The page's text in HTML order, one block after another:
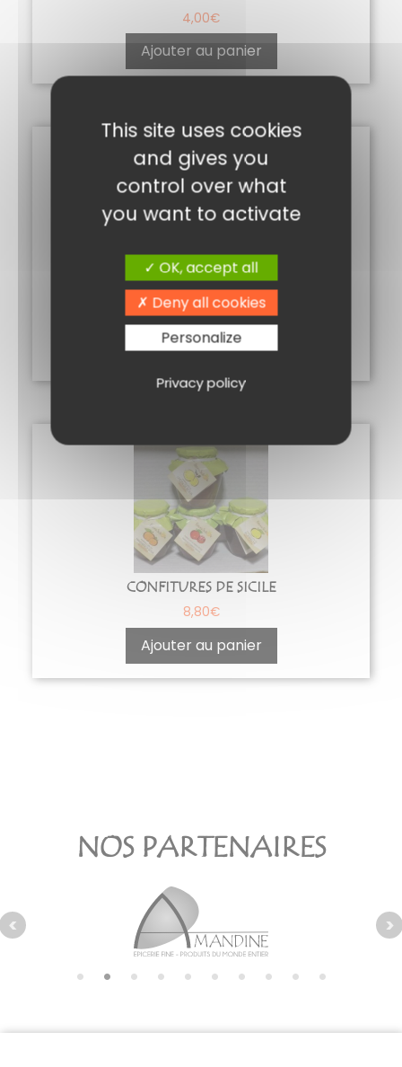
4,00€
Ajouter au panier
CONFIT PÉTALES ROSE
5,10€
Ajouter au panier
CONFITURES DE SICILE
8,80€
Ajouter au panier
NOS PARTENAIRES
This site uses cookies
and gives you
control over what
you want to activate
OK, accept all
Deny all cookies
Personalize
Privacy policy